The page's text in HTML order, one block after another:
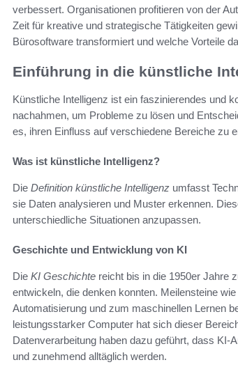
verbessert. Organisationen profitieren von der
Zeit für kreative und strategische Tätigkeiten
Bürosoftware transformiert und welche Vorteile
Einführung in die künstliche
Künstliche Intelligenz ist ein faszinierendes und
nachahmen, um Probleme zu lösen und
es, ihren Einfluss auf verschiedene Bereiche zu
Was ist künstliche Intelligenz?
Die Definition künstliche Intelligenz umfasst
sie Daten analysieren und Muster erkennen.
unterschiedliche Situationen anzupassen.
Geschichte und Entwicklung von KI
Die KI Geschichte reicht bis in die 1950er Jahre
entwickeln, die denken konnten. Meilensteine
Automatisierung und zum maschinellen Lernen
leistungsstarker Computer hat sich dieser
Datenverarbeitung haben dazu geführt, dass KI-
und zunehmend alltäglich werden.